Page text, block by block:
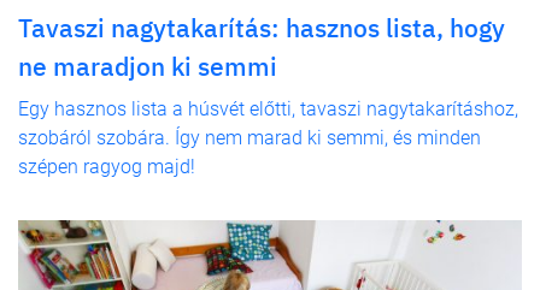
Tavaszi nagytakarítás: hasznos lista, hogy
ne maradjon ki semmi
Egy hasznos lista a húsvét előtti, tavaszi nagytakarításhoz,
szobáról szobára. Így nem marad ki semmi, és minden
szépen ragyog majd!